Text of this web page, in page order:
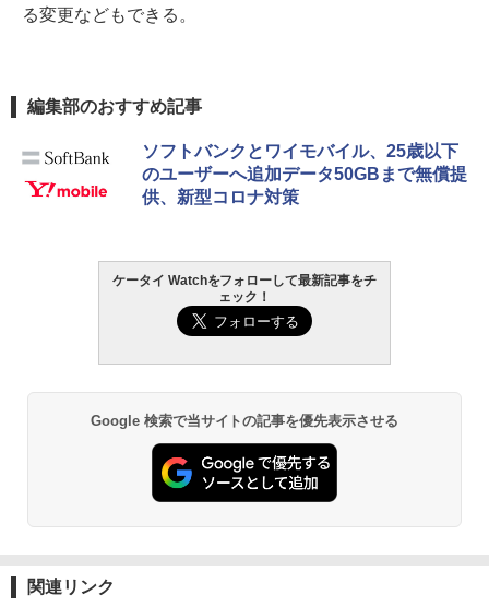
る変更などもできる。
編集部のおすすめ記事
ソフトバンクとワイモバイル、25歳以下
のユーザーへ追加データ50GBまで無償提
供、新型コロナ対策
ケータイ Watchをフォローして最新記事をチ
ェック！
Google 検索で当サイトの記事を優先表示させる
関連リンク